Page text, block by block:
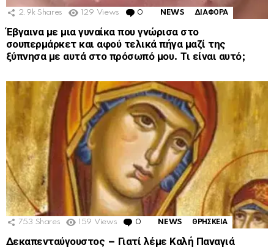
2.9k Shares 129 Views 0 Comments
NEWS ΔΙΑΦΟΡΑ
Έβγαινα με μια γυναίκα που γνώρισα στο
σουπερμάρκετ και αφού τελικά πήγα μαζί της
ξύπνησα με αυτά στο πρόσωπό μου. Τι είναι αυτό;
753 Shares 159 Views 0 Comments
NEWS ΘΡΗΣΚΕΙΑ
Δεκαπενταύγουστος – Γιατί λέμε Καλή Παναγιά